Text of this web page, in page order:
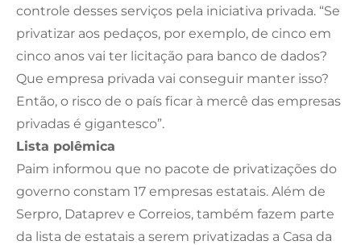
controle desses serviços pela iniciativa privada. “Se
privatizar aos pedaços, por exemplo, de cinco em
cinco anos vai ter licitação para banco de dados?
Que empresa privada vai conseguir manter isso?
Então, o risco de o país ficar à mercê das empresas
privadas é gigantesco”.
Lista polêmica
Paim informou que no pacote de privatizações do
governo constam 17 empresas estatais. Além de
Serpro, Dataprev e Correios, também fazem parte
da lista de estatais a serem privatizadas a Casa da